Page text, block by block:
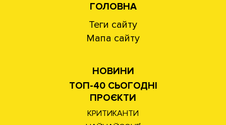
ГОЛОВНА
Теги сайту
Мапа сайту
НОВИНИ
ТОП-40 СЬОГОДНІ
ПРОЄКТИ
КРИТИКАНТИ